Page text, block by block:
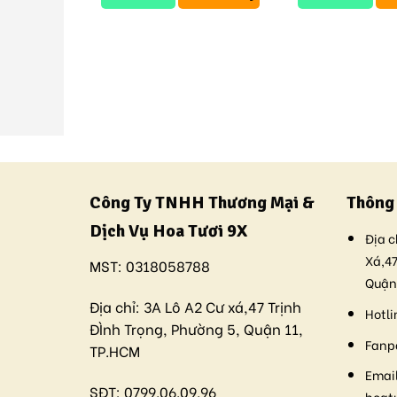
Công Ty TNHH Thương Mại &
Dịch Vụ Hoa Tươi 9X
MST: 0318058788
Địa chỉ: 3A Lô A2 Cư xá,47 Trịnh
ĐÌnh Trọng, Phường 5, Quận 11,
TP.HCM
SĐT: 0799.06.09.96
Địa